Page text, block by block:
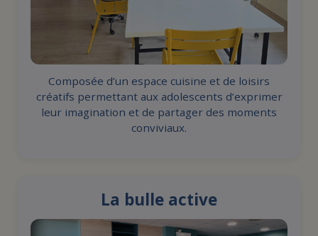
Composée d’un espace cuisine et de loisirs
créatifs permettant aux adolescents d’exprimer
leur imagination et de partager des moments
conviviaux.
La bulle active